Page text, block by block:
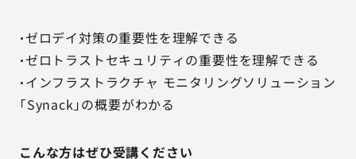
・ゼロデイ対策の重要性を理解できる
・ゼロトラストセキュリティの重要性を理解できる
・インフラストラクチャ モニタリングソリューション
「Synack」の概要がわかる
こんな方はぜひ受講ください